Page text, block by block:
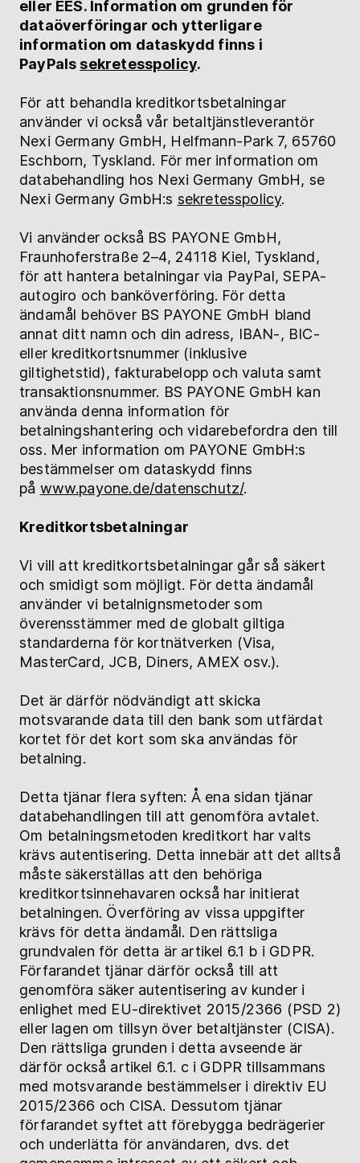
eller EES. Information om grunden för
dataöverföringar och ytterligare
information om dataskydd finns i
PayPals sekretesspolicy.
För att behandla kreditkortsbetalningar
använder vi också vår betaltjänstleverantör
Nexi Germany GmbH, Helfmann-Park 7, 65760
Eschborn, Tyskland. För mer information om
databehandling hos Nexi Germany GmbH, se
Nexi Germany GmbH:s sekretesspolicy.
Vi använder också BS PAYONE GmbH,
Fraunhoferstraße 2–4, 24118 Kiel, Tyskland,
för att hantera betalningar via PayPal, SEPA-
autogiro och banköverföring. För detta
ändamål behöver BS PAYONE GmbH bland
annat ditt namn och din adress, IBAN-, BIC-
eller kreditkortsnummer (inklusive
giltighetstid), fakturabelopp och valuta samt
transaktionsnummer. BS PAYONE GmbH kan
använda denna information för
betalningshantering och vidarebefordra den till
oss. Mer information om PAYONE GmbH:s
bestämmelser om dataskydd finns
på www.payone.de/datenschutz/.
Kreditkortsbetalningar
Vi vill att kreditkortsbetalningar går så säkert
och smidigt som möjligt. För detta ändamål
använder vi betalnignsmetoder som
överensstämmer med de globalt giltiga
standarderna för kortnätverken (Visa,
MasterCard, JCB, Diners, AMEX osv.).
Det är därför nödvändigt att skicka
motsvarande data till den bank som utfärdat
kortet för det kort som ska användas för
betalning.
Detta tjänar flera syften: Å ena sidan tjänar
databehandlingen till att genomföra avtalet.
Om betalningsmetoden kreditkort har valts
krävs autentisering. Detta innebär att det alltså
måste säkerställas att den behöriga
kreditkortsinnehavaren också har initierat
betalningen. Överföring av vissa uppgifter
krävs för detta ändamål. Den rättsliga
grundvalen för detta är artikel 6.1 b i GDPR.
Förfarandet tjänar därför också till att
genomföra säker autentisering av kunder i
enlighet med EU-direktivet 2015/2366 (PSD 2)
eller lagen om tillsyn över betaltjänster (CISA).
Den rättsliga grunden i detta avseende är
därför också artikel 6.1. c i GDPR tillsammans
med motsvarande bestämmelser i direktiv EU
2015/2366 och CISA. Dessutom tjänar
förfarandet syftet att förebygga bedrägerier
och underlätta för användaren, dvs. det